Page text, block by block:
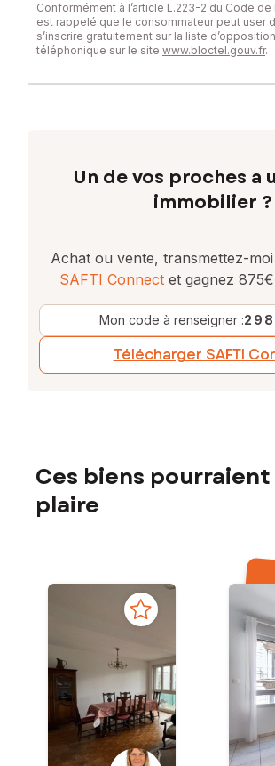
Conformément à l’article L.223-2 du Code
est rappelé que le consommateur peut user
s’inscrire gratuitement sur la liste
téléphonique sur le site www.bloctel.gouv.fr.
Un de vos proches a
immobilier ?
Achat ou vente, transmettez-moi
SAFTI Connect et gagnez
Mon code à renseigner :
Télécharger SAFTI
Ces biens pourraient
plaire